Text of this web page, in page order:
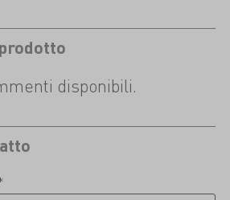
disponibili.